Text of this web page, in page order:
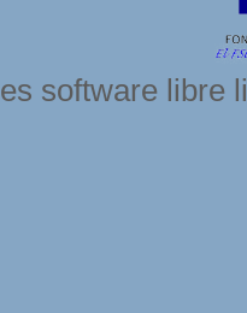
es software libre